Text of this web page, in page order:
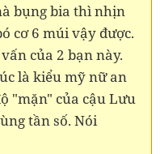
bụng bia thì nhịn
cơ 6 múi vậy được.
của 2 bạn này.
là kiểu mỹ nữ an
"mặn" của cậu Lưu
tần số. Nói